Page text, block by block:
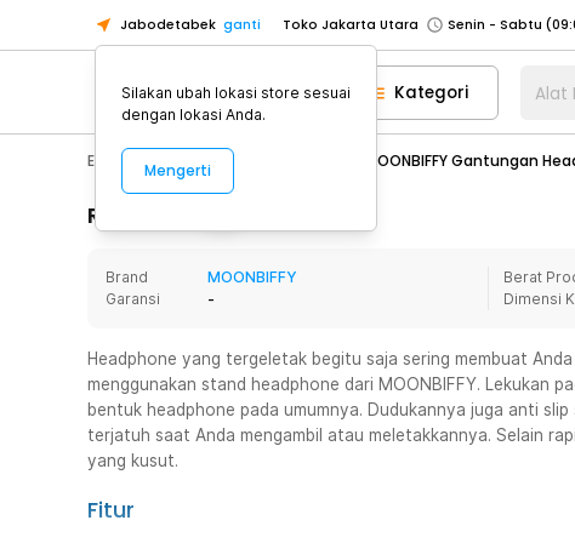
Jabodetabek ganti Toko Jakarta Utara
Toko Tangerang
Toko Cikupa
Pick n Go Jakarta Barat
Senin -
Pick n Go Bekasi
Senin - Jumat (08:00
Senin - Jumat
Senin - Sabtu
Toko Jakarta Barat
Senin - Sabtu
Toko Tangerang
Toko Cikupa
Pick n Go Jakarta Barat
Senin -
Senin - Jumat
Kategori Alat
Electronic Audio MOONBIFFY Gantungan
Rincian Produk
Brand
MOONBIFFY
Garansi
-
Berat
Dimensi
Headphone yang tergeletak begitu saja sering membuat
menggunakan stand headphone dari MOONBIFFY. Lekukan
bentuk headphone pada umumnya. Dudukannya juga anti
terjatuh saat Anda mengambil atau meletakkannya. Selain
yang kusut.
Fitur
Silakan ubah lokasi store sesuai
dengan lokasi Anda.
Mengerti